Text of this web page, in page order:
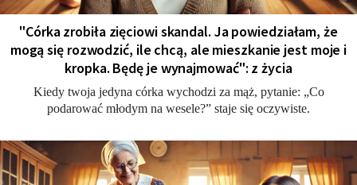
"Córka zrobiła zięciowi skandal. Ja powiedziałam, że
mogą się rozwodzić, ile chcą, ale mieszkanie jest moje i
kropka. Będę je wynajmować": z życia
Kiedy twoja jedyna córka wychodzi za mąż, pytanie: „Co
podarować młodym na wesele?” staje się oczywiste.